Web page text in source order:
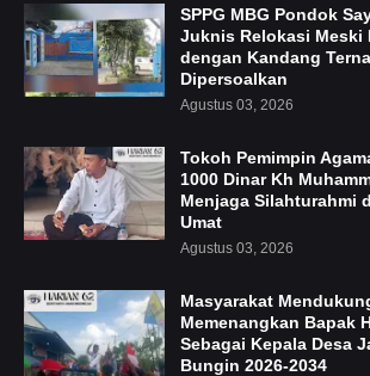
SPPG MBG Pondok
Juknis Relokasi Meski
dengan Kandang
Dipersoalkan
Agustus 03, 2026
Tokoh Pemimpin
1000 Dinar Kh
Menjaga Silahturahmi
Umat
Agustus 03, 2026
Masyarakat
Memenangkan Bapak
Sebagai Kepala Desa
Bungin 2026-2034